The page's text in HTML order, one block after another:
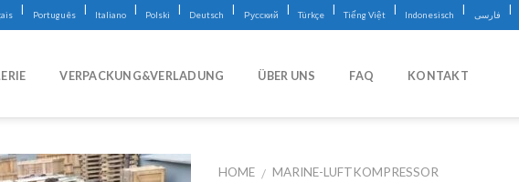
| Português | Italiano | Polski | Deutsch | Русский | Türkçe | Tiếng Việt | Indonesisch | فارسی |
VERPACKUNG&VERLADUNG ÜBER UNS FAQ KONTAKT
HOME / MARINE-LUFTKOMPRESSOR